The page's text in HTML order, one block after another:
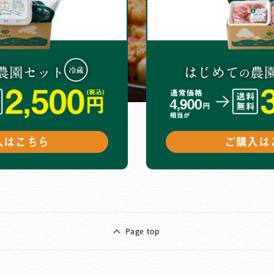
こちら ご購入
Page top